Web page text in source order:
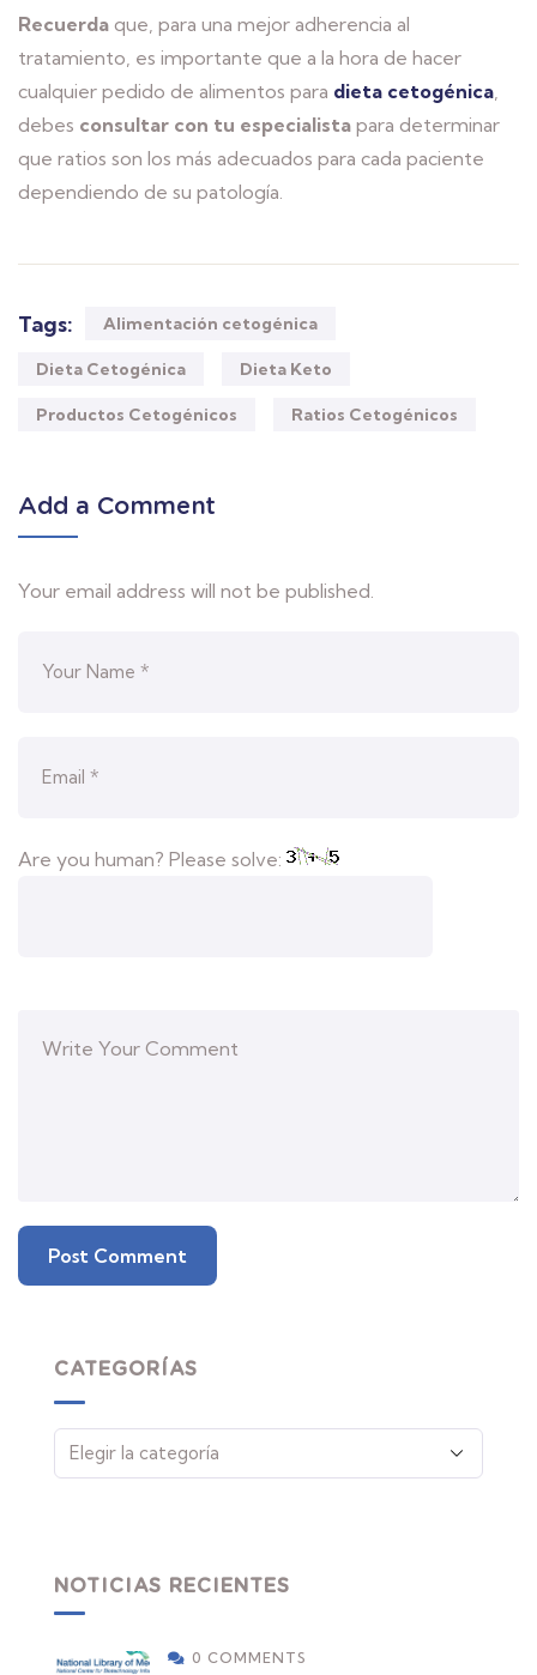
Recuerda que, para una mejor adherencia al
tratamiento, es importante que a la hora de hacer
cualquier pedido de alimentos para dieta cetogénica
debes consultar con tu especialista para determinar
que ratios son los más adecuados para cada paciente
dependiendo de su patología.
Tags: Alimentación cetogénica
Dieta Cetogénica Dieta Keto
Productos Cetogénicos Ratios Cetogénicos
Add a Comment
Your email address will not be published.
Are you human? Please solve:
CATEGORÍAS
NOTICIAS RECIENTES
0 COMMENTS